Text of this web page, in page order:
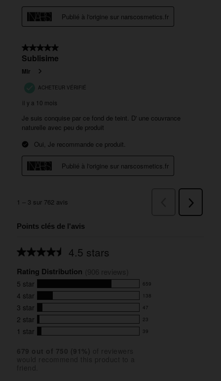
Points clés de l'avis
4.5 stars
Average
for
this
product:
4.5
out
of
5
stars
Rating Distribution
5 star 659
659
reviews
with
5
star
rating.
4 star 138
138
reviews
with
4
3 star 47
47
reviews
with
2 star 23
23
reviews
1 star 39
39